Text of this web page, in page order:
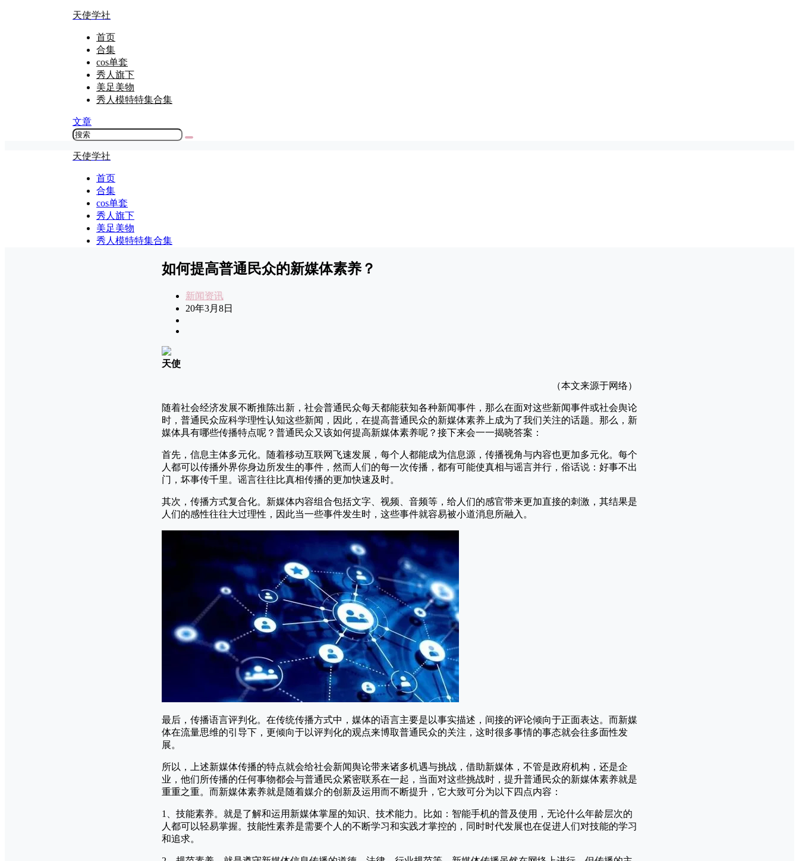
天使学社
首页
合集
cos单套
秀人旗下
美足美物
秀人模特特集合集
文章
天使学社
首页
合集
cos单套
秀人旗下
美足美物
秀人模特特集合集
如何提高普通民众的新媒体素养？
新闻资讯
20年3月8日
天使
（本文来源于网络）
随着社会经济发展不断推陈出新，社会普通民众每天都能获知各种新闻事件，那么在面对这些新闻事件或社会舆论
时，普通民众应科学理性认知这些新闻，因此，在提高普通民众的新媒体素养上成为了我们关注的话题。那么，新
媒体具有哪些传播特点呢？普通民众又该如何提高新媒体素养呢？接下来会一一揭晓答案：
首先，信息主体多元化。随着移动互联网飞速发展，每个人都能成为信息源，传播视角与内容也更加多元化。每个
人都可以传播外界你身边所发生的事件，然而人们的每一次传播，都有可能使真相与谣言并行，俗话说：好事不出
门，坏事传千里。谣言往往比真相传播的更加快速及时。
其次，传播方式复合化。新媒体内容组合包括文字、视频、音频等，给人们的感官带来更加直接的刺激，其结果是
人们的感性往往大过理性，因此当一些事件发生时，这些事件就容易被小道消息所融入。
最后，传播语言评判化。在传统传播方式中，媒体的语言主要是以事实描述，间接的评论倾向于正面表达。而新媒
体在流量思维的引导下，更倾向于以评判化的观点来博取普通民众的关注，这时很多事情的事态就会往多面性发
展。
所以，上述新媒体传播的特点就会给社会新闻舆论带来诸多机遇与挑战，借助新媒体，不管是政府机构，还是企
业，他们所传播的任何事物都会与普通民众紧密联系在一起，当面对这些挑战时，提升普通民众的新媒体素养就是
重重之重。而新媒体素养就是随着媒介的创新及运用而不断提升，它大致可分为以下四点内容：
1、技能素养。就是了解和运用新媒体掌屋的知识、技术能力。比如：智能手机的普及使用，无论什么年龄层次的
人都可以轻易掌握。技能性素养是需要个人的不断学习和实践才掌控的，同时时代发展也在促进人们对技能的学习
和追求。